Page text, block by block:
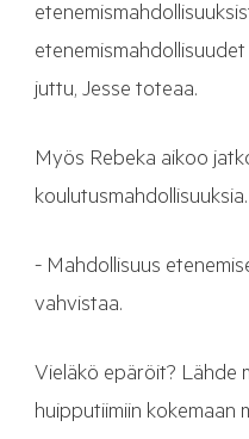
juttu, Jesse toteaa.
Myös Rebeka aikoo
koulutusmahdollisuuksia.
- Mahdollisuus
vahvistaa.
Vieläkö epäröit? Lähde
huipputiimiin kokemaan